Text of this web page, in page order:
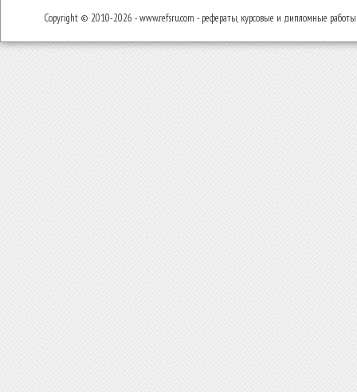
Copyright © 2010-2026 - www.refsru.com - рефераты, курсовые и дипломные работы